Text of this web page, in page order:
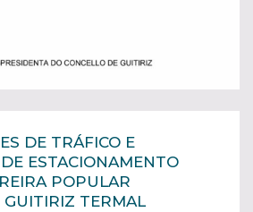
DE TRÁFICO E
ESTACIONAMENTO
POPULAR
GUITIRIZ TERMAL